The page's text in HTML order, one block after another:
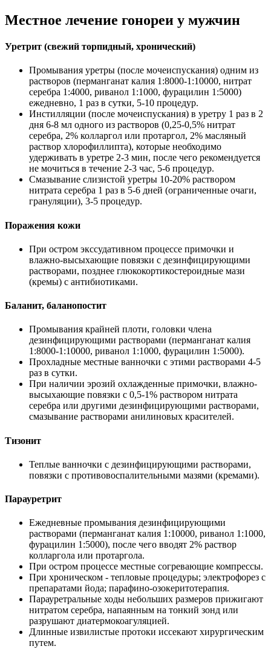
Местное лечение гонореи у мужчин
Уретрит (свежий торпидный, хронический)
Промывания уретры (после мочеиспускания) одним из
растворов (перманганат калия 1:8000-1:10000, нитрат
серебра 1:4000, риванол 1:1000, фурацилин 1:5000)
ежедневно, 1 раз в сутки, 5-10 процедур.
Инстилляции (после мочеиспускания) в уретру 1 раз в 2
дня 6-8 мл одного из растворов (0,25-0,5% нитрат
серебра, 2% колларгол или протаргол, 2% масляный
раствор хлорофиллипта), которые необходимо
удерживать в уретре 2-3 мин, после чего рекомендуется
не мочиться в течение 2-3 час, 5-6 процедур.
Смазывание слизистой уретры 10-20% раствором
нитрата серебра 1 раз в 5-6 дней (ограниченные очаги,
грануляции), 3-5 процедур.
Поражения кожи
При остром экссудативном процессе примочки и
влажно-высыхающие повязки с дезинфицирующими
растворами, позднее глюкокортикостероидные мази
(кремы) с антибиотиками.
Баланит, баланопостит
Промывания крайней плоти, головки члена
дезинфицирующими растворами (перманганат калия
1:8000-1:10000, риванол 1:1000, фурацилин 1:5000).
Прохладные местные ванночки с этими растворами 4-5
раз в сутки.
При наличии эрозий охлажденные примочки, влажно-
высыхающие повязки с 0,5-1% раствором нитрата
серебра или другими дезинфицирующими растворами,
смазывание растворами анилиновых красителей.
Тизонит
Теплые ванночки с дезинфицирующими растворами,
повязки с противовоспалительными мазями (кремами).
Парауретрит
Ежедневные промывания дезинфицирующими
растворами (перманганат калия 1:10000, риванол 1:1000,
фурацилин 1:5000), после чего вводят 2% раствор
колларгола или протаргола.
При остром процессе местные согревающие компрессы.
При хроническом - тепловые процедуры; электрофорез с
препаратами йода; парафино-озокеритотерапия.
Парауретральные ходы небольших размеров прижигают
нитратом серебра, напаянным на тонкий зонд или
разрушают диатермокоагуляцией.
Длинные извилистые протоки иссекают хирургическим
путем.